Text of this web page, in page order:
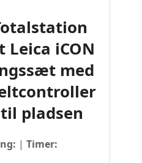
Leica iCON
med
pladsen
| Timer: